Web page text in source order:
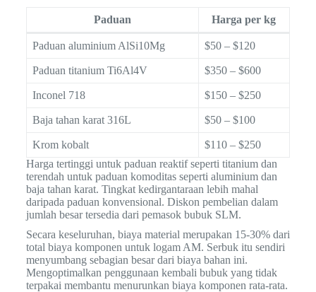
Paduan Harga per kg
Paduan aluminium AlSi10Mg $50 – $120
Paduan titanium Ti6Al4V $350 – $600
Inconel 718 $150 – $250
Baja tahan karat 316L $50 – $100
Krom kobalt
$110 – $250
Harga tertinggi untuk paduan reaktif seperti titanium dan
terendah untuk paduan komoditas seperti aluminium dan
baja tahan karat. Tingkat kedirgantaraan lebih mahal
daripada paduan konvensional. Diskon pembelian dalam
jumlah besar tersedia dari pemasok bubuk SLM.
Secara keseluruhan, biaya material merupakan 15-30% dari
total biaya komponen untuk logam AM. Serbuk itu sendiri
menyumbang sebagian besar dari biaya bahan ini.
Mengoptimalkan penggunaan kembali bubuk yang tidak
terpakai membantu menurunkan biaya komponen rata-rata.